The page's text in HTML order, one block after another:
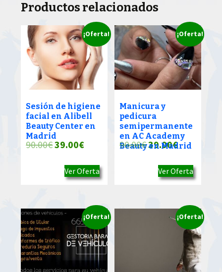
Productos relacionados
¡Oferta!
Sesión de higiene
facial en Alibell
Beauty Center en
Madrid
90.00€El
original
39.00€El
actual
39.00€.
Ver Oferta
¡Oferta!
Manicura y
pedicura
semipermanente
en AC Academy
Beauty en Madrid
90.00€El
original
39.00€El
actual
39.00€.
Ver Oferta
¡Oferta! ¡Oferta!